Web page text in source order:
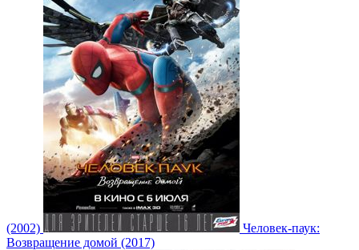
(2002)
Человек-паук:
Возвращение домой (2017)